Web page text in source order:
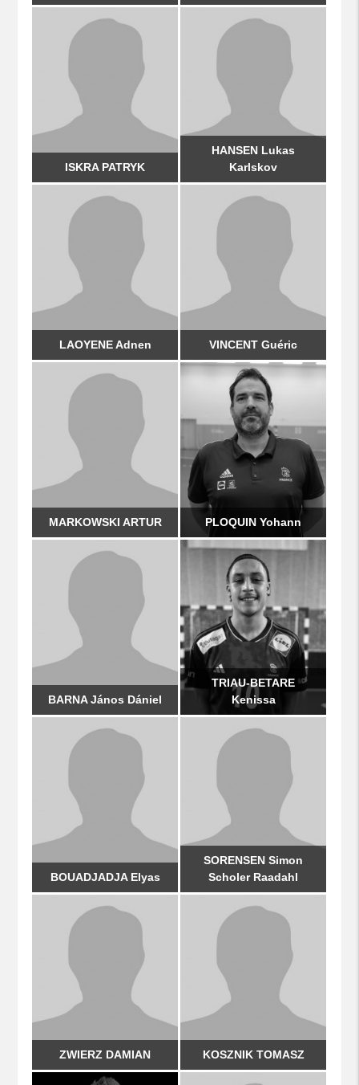
ISKRA PATRYK
HANSEN Lukas
Karlskov
LAOYENE Adnen VINCENT Guéric
MARKOWSKI ARTUR PLOQUIN Yohann
BARNA János Dániel
TRIAU-BETARE
Kenissa
BOUADJADJA Elyas
SORENSEN Simon
Scholer Raadahl
ZWIERZ DAMIAN KOSZNIK TOMASZ